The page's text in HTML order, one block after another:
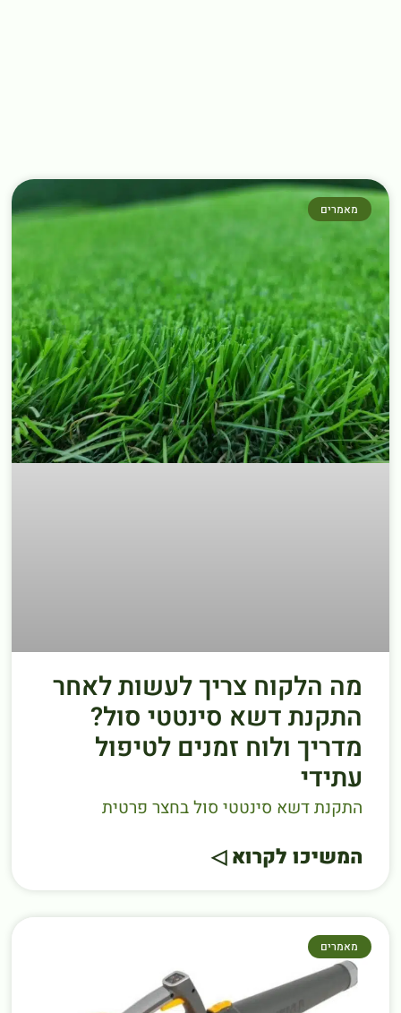
מאמרים
מה הלקוח צריך לעשות לאחר
התקנת דשא סינטטי סול?
מדריך ולוח זמנים לטיפול
עתידי
התקנת דשא סינטטי סול בחצר פרטית
המשיכו לקרוא ◁
מאמרים